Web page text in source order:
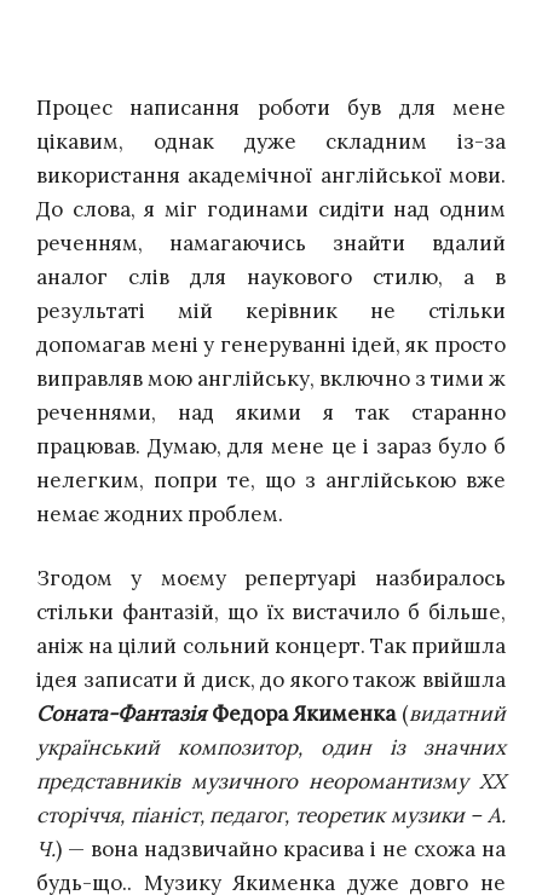
Процес написання роботи був для мене
цікавим, однак дуже складним із-за
використання академічної англійської мови.
До слова, я міг годинами сидіти над одним
реченням, намагаючись знайти вдалий
аналог слів для наукового стилю, а в
результаті мій керівник не стільки
допомагав мені у генеруванні ідей, як просто
виправляв мою англійську, включно з тими ж
реченнями, над якими я так старанно
працював. Думаю, для мене це і зараз було б
нелегким, попри те, що з англійською вже
немає жодних проблем.
Згодом у моєму репертуарі назбиралось
стільки фантазій, що їх вистачило б більше,
аніж на цілий сольний концерт. Так прийшла
ідея записати й диск, до якого також ввійшла
Соната-Фантазія Федора Якименка(видатний
український композитор, один із значних
представників музичного неоромантизму ХХ
сторіччя, піаніст, педагог, теоретик музики – А.
Ч.) — вона надзвичайно красива і не схожа на
будь-що.. Музику Якименка дуже довго не